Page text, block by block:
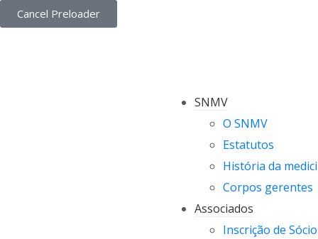
Cancel Preloader
SNMV
O SNMV
Estatutos
História da
Corpos gerentes
Associados
Inscrição de Sócio